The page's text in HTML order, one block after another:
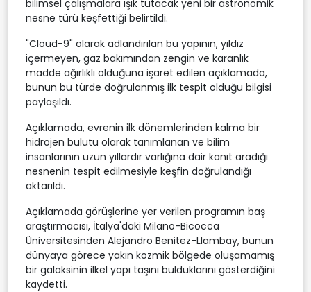
bilimsel çalışmalara ışık tutacak yeni bir astronomik
nesne türü keşfettiği belirtildi.
"Cloud-9" olarak adlandırılan bu yapının, yıldız
içermeyen, gaz bakımından zengin ve karanlık
madde ağırlıklı olduğuna işaret edilen açıklamada,
bunun bu türde doğrulanmış ilk tespit olduğu bilgisi
paylaşıldı.
Açıklamada, evrenin ilk dönemlerinden kalma bir
hidrojen bulutu olarak tanımlanan ve bilim
insanlarının uzun yıllardır varlığına dair kanıt aradığı
nesnenin tespit edilmesiyle keşfin doğrulandığı
aktarıldı.
Açıklamada görüşlerine yer verilen programın baş
araştırmacısı, İtalya'daki Milano-Bicocca
Üniversitesinden Alejandro Benitez-Llambay, bunun
dünyaya görece yakın kozmik bölgede oluşamamış
bir galaksinin ilkel yapı taşını bulduklarını gösterdiğini
kaydetti.